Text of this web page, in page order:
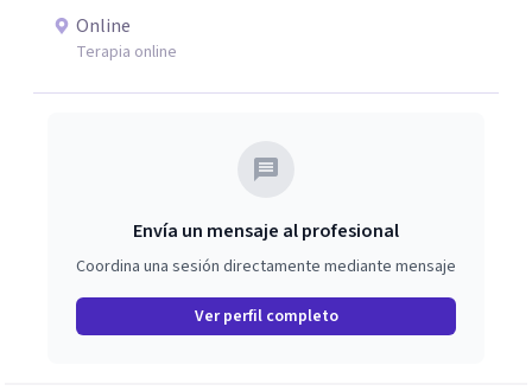
respetuoso, humano y orientado a generar un espacio de
Online
Terapia online
Envía un mensaje al profesional
Coordina una sesión directamente mediante mensaje
Ver perfil completo